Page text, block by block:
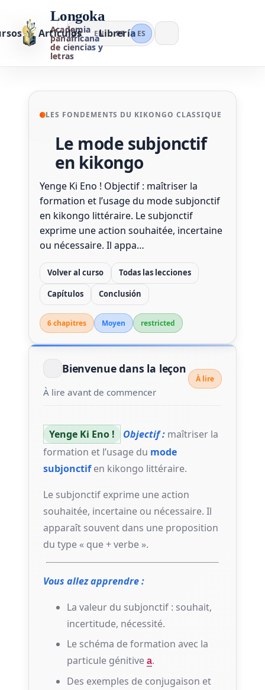
Longoka
Academia
panafricana
de ciencias y
letras
Artículos Librería
FR EN PT ES
LES FONDEMENTS DU KIKONGO CLASSIQUE
Le mode subjonctif
en kikongo
Yenge Ki Eno ! Objectif : maîtriser la
formation et l’usage du mode subjonctif
en kikongo littéraire. Le subjonctif
exprime une action souhaitée, incertaine
ou nécessaire. Il appa…
Volver al curso
Todas las lecciones
Capítulos
Conclusión
6 chapitres Moyen restricted
Bienvenue dans la leçon
À lire avant de commencer
À lire
Yenge Ki Eno ! Objectif : maîtriser la
formation et l’usage du mode
subjonctifen kikongo littéraire.
Le subjonctif exprime une action
souhaitée, incertaine ou nécessaire. Il
apparaît souvent dans une proposition
du type « que + verbe ».
Vous allez apprendre :
La valeur du subjonctif : souhait,
incertitude, nécessité.
Le schéma de formation avec la
particule génitive a.
Des exemples de conjugaison et